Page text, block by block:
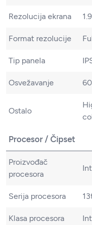
Rezolucija ekrana
Format rezolucije
Tip panela
Osvežavanje
Ostalo
Procesor / Čipset
Proizvođač
procesora
Serija procesora
Klasa procesora